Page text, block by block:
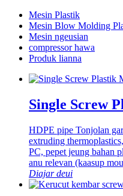
Mesin Plastik
Mesin Blow Molding
Mesin ngeusian
compressor hawa
Produk lianna
Single Screw
HDPE pipe Tonjolan
extruding
PC, pepet jeung bahan
anu relevan (kaasup
Diajar deui